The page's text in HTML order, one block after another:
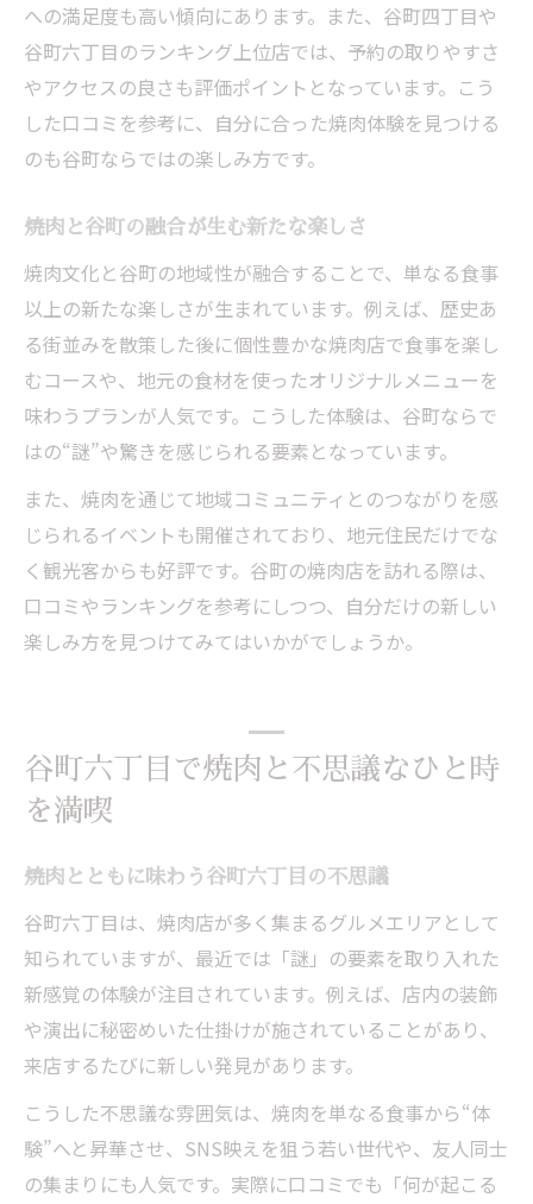
への満足度も高い傾向にあります。また、谷町四丁目や
谷町六丁目のランキング上位店では、予約の取りやすさ
やアクセスの良さも評価ポイントとなっています。こう
した口コミを参考に、自分に合った焼肉体験を見つける
のも谷町ならではの楽しみ方です。
焼肉と谷町の融合が生む新たな楽しさ
焼肉文化と谷町の地域性が融合することで、単なる食事
以上の新たな楽しさが生まれています。例えば、歴史あ
る街並みを散策した後に個性豊かな焼肉店で食事を楽し
むコースや、地元の食材を使ったオリジナルメニューを
味わうプランが人気です。こうした体験は、谷町ならで
はの“謎”や驚きを感じられる要素となっています。
また、焼肉を通じて地域コミュニティとのつながりを感
じられるイベントも開催されており、地元住民だけでな
く観光客からも好評です。谷町の焼肉店を訪れる際は、
口コミやランキングを参考にしつつ、自分だけの新しい
楽しみ方を見つけてみてはいかがでしょうか。
谷町六丁目で焼肉と不思議なひと時
を満喫
焼肉とともに味わう谷町六丁目の不思議
谷町六丁目は、焼肉店が多く集まるグルメエリアとして
知られていますが、最近では「謎」の要素を取り入れた
新感覚の体験が注目されています。例えば、店内の装飾
や演出に秘密めいた仕掛けが施されていることがあり、
来店するたびに新しい発見があります。
こうした不思議な雰囲気は、焼肉を単なる食事から“体
験”へと昇華させ、SNS映えを狙う若い世代や、友人同士
の集まりにも人気です。実際に口コミでも「何が起こる